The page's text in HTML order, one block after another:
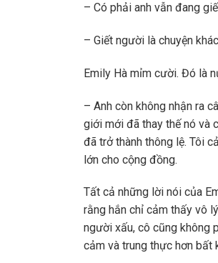
– Có phải anh vẫn đang
– Giết người là chuyện
Emily Hà mỉm cười. Đó là
– Anh còn không nhận ra
giới mới đã thay thế nó và
đã trở thành thông lệ. Tôi
lớn cho cộng đồng.
Tất cả những lời nói của
rằng hắn chỉ cảm thấy vô
người xấu, cô cũng không
cảm và trung thực hơn bất